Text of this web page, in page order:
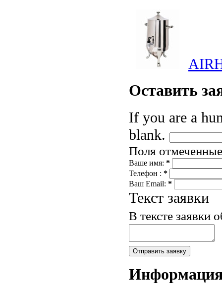
Оставить
If you are a
blank.
Поля
Ваше имя: *
Телефон : *
Ваш Email: *
Текст заявки
В тексте заявки